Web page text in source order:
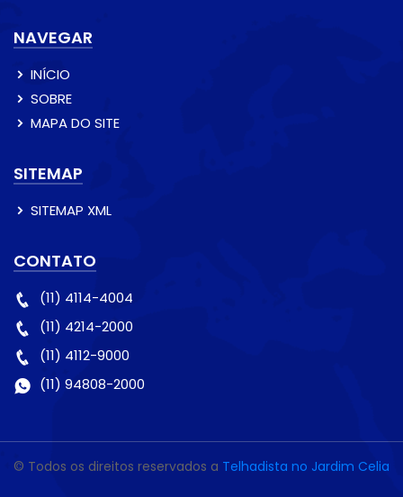
NAVEGAR
INÍCIO
SOBRE
MAPA DO SITE
SITEMAP
SITEMAP XML
CONTATO
(11) 4114-4004
(11) 4214-2000
(11) 4112-9000
(11) 94808-2000
© Todos os direitos reservados a Telhadista no Jardim Celia